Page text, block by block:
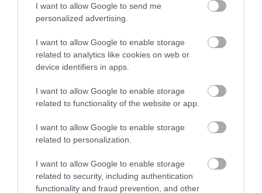
I want to allow Google to send me
personalized advertising.
I want to allow Google to enable storage
related to analytics like cookies on web or
device identifiers in apps.
I want to allow Google to enable storage
related to functionality of the website or app.
I want to allow Google to enable storage
related to personalization.
I want to allow Google to enable storage
related to security, including authentication
functionality and fraud prevention, and other
A RÁC FÜRDŐ AKÁR 1 ÉV MÚLVA MEGNYITHAT
BUDAPEST VEZETÉSE SZERINT
A Rác fürdő és a szomszédos szálloda tulajdonjoga